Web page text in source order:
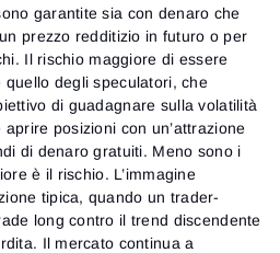
garantite sia con denaro che
prezzo redditizio in futuro o per
Il rischio maggiore di essere
degli speculatori, che
di guadagnare sulla volatilità
posizioni con un’attrazione
di denaro gratuiti. Meno sono i
è il rischio. L’immagine
tipica, quando un trader-
long contro il trend discendente
Il mercato continua a